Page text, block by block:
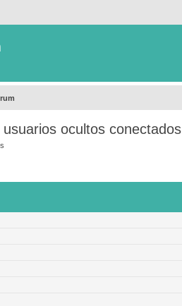
ocultos conectados